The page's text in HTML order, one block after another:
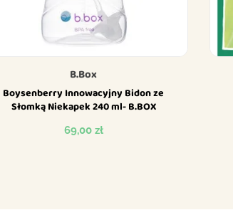
B.Box
Boysenberry Innowacyjny Bidon ze
Słomką Niekapek 240 ml- B.BOX
Cena
69,00 zł